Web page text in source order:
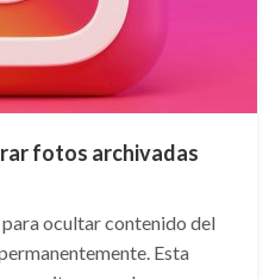
fotos archivadas
ocultar contenido del
Esta